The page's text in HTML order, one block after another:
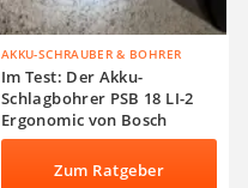
AKKU-SCHRAUBER & BOHRER
Im Test: Der Akku-
Schlagbohrer PSB 18 LI-2
Ergonomic von Bosch
Zum Ratgeber